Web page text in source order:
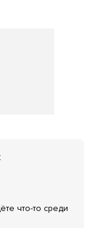
что-то среди